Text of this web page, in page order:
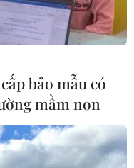
tải phải xếp hàng
trong đó có
550 xe tại trạm
bảo mẫu có
mầm non